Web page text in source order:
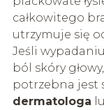
całkowitego
utrzymuje się
Jeśli
ból skóry
potrzebna jest
dermatologa